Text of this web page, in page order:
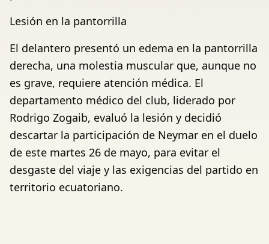
Lesión en la pantorrilla
El delantero presentó un edema en la pantorrilla
derecha, una molestia muscular que, aunque no
es grave, requiere atención médica. El
departamento médico del club, liderado por
Rodrigo Zogaib, evaluó la lesión y decidió
descartar la participación de Neymar en el duelo
de este martes 26 de mayo, para evitar el
desgaste del viaje y las exigencias del partido en
territorio ecuatoriano.